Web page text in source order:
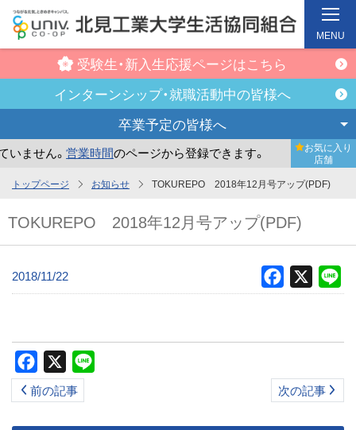
ン
コ
受験生・新入生応援ページはこちら
インターンシップ・就職活動中の皆様へ
卒業予定の皆様へ
ません。営業時間のページから登録できます。 まだお気
お気に入り
店舗
MENU
トップページ お知らせ TOKUREPO 2018年12月号アップ(PDF)
TOKUREPO 2018年12月号アップ(PDF)
2018/11/22 Facebook
Facebook
前の記事 次の記事